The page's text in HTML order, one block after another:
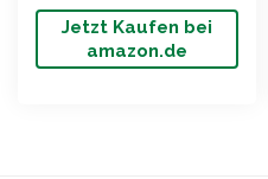
Jetzt Kaufen bei
amazon.de